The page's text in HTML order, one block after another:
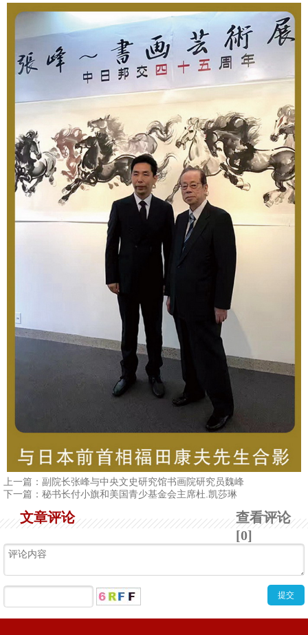
2 3 4
上一篇： 副院长张峰与中央文史研究馆书画院研究员魏峰
下一篇： 秘书长付小旗和美国青少基金会主席杜.凯莎琳
查看评论
[0]
文章评论